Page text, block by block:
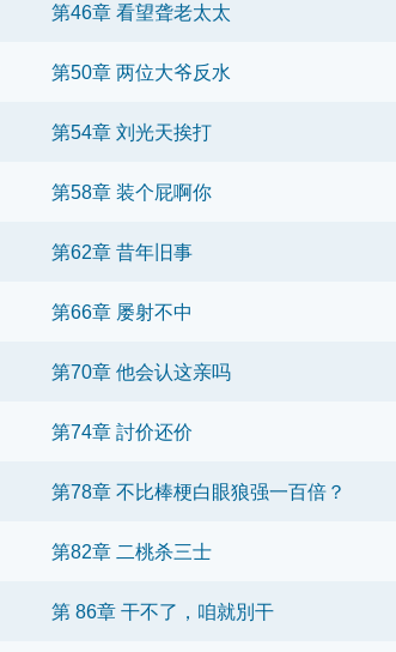
第46章 看望聋老太太
第50章 两位大爷反水
第54章 刘光天挨打
第58章 装个屁啊你
第62章 昔年旧事
第66章 屡射不中
第70章 他会认这亲吗
第74章 討价还价
第78章 不比棒梗白眼狼强一百倍？
第82章 二桃杀三士
第 86章 干不了，咱就別干